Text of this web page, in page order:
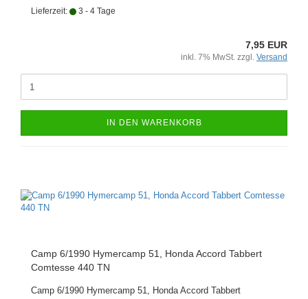
Lieferzeit: 3 - 4 Tage
7,95 EUR
inkl. 7% MwSt. zzgl. Versand
IN DEN WARENKORB
Camp 6/1990 Hymercamp 51, Honda Accord Tabbert
Comtesse 440 TN
Camp 6/1990 Hymercamp 51, Honda Accord Tabbert